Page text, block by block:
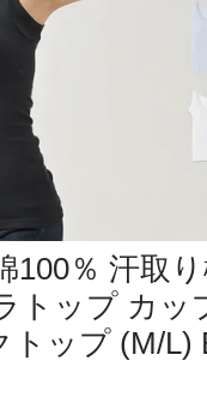
100％ 汗取
トップ カッ
トップ (M/L)